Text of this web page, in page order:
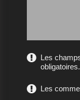
Les
obligatoires.
Les